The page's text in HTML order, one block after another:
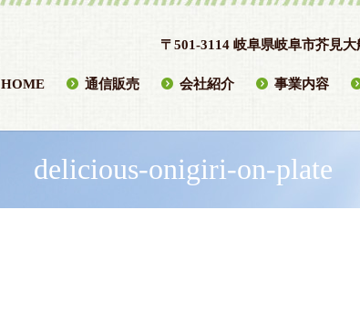
〒501-3114 岐阜県岐阜市芥見大
HOME 通信販売 会社紹介 事業内容
delicious-onigiri-on-plate